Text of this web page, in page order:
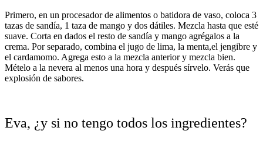
Primero, en un procesador de alimentos o batidora de vaso, coloca 3
tazas de sandía, 1 taza de mango y dos dátiles. Mezcla hasta que esté
suave. Corta en dados el resto de sandía y mango agrégalos a la
crema. Por separado, combina el jugo de lima, la menta,el jengibre y
el cardamomo. Agrega esto a la mezcla anterior y mezcla bien.
Mételo a la nevera al menos una hora y después sírvelo. Verás que
explosión de sabores.
Eva, ¿y si no tengo todos los ingredientes?